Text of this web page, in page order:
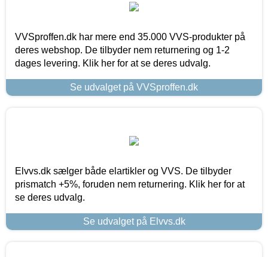
VVSproffen.dk har mere end 35.000 VVS-produkter på
deres webshop. De tilbyder nem returnering og 1-2
dages levering. Klik her for at se deres udvalg.
Se udvalget på VVSproffen.dk
Elvvs.dk sælger både elartikler og VVS. De tilbyder
prismatch +5%, foruden nem returnering. Klik her for at
se deres udvalg.
Se udvalget på Elvvs.dk